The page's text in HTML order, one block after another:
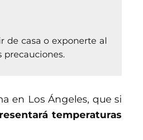
de casa o exponerte al
precauciones.
en Los Ángeles, que si
temperaturas